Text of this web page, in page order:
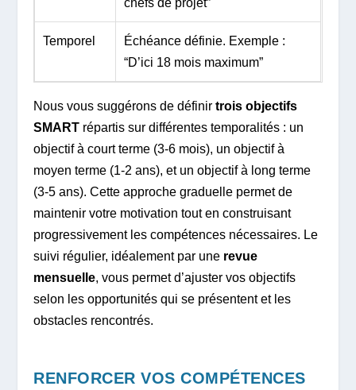
chefs de projet”
Temporel
Échéance définie. Exemple :
“D’ici 18 mois maximum”
Nous vous suggérons de définirtrois objectifs
SMART répartis sur différentes temporalités : un
objectif à court terme (3-6 mois), un objectif à
moyen terme (1-2 ans), et un objectif à long terme
(3-5 ans). Cette approche graduelle permet de
maintenir votre motivation tout en construisant
progressivement les compétences nécessaires. Le
suivi régulier, idéalement par une revue
mensuelle, vous permet d’ajuster vos objectifs
selon les opportunités qui se présentent et les
obstacles rencontrés.
RENFORCER VOS COMPÉTENCES